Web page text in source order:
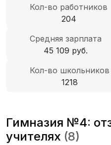
Кол-во работников
204
Средняя зарплата
45 109 руб.
Кол-во школьников
1218
Гимназия №4:
учителях (8)